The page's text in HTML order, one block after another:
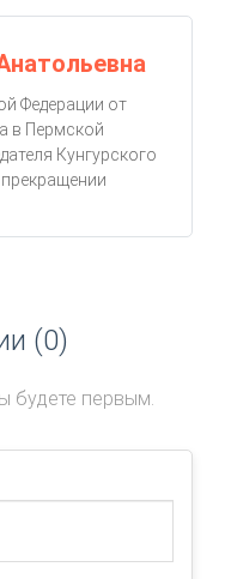
Федерации от
в Пермской
Кунгурского
(0)
будете первым.